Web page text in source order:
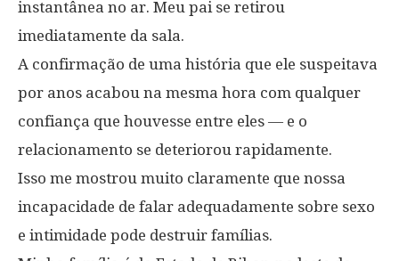
instantânea no ar. Meu pai se retirou
imediatamente da sala.
A confirmação de uma história que ele suspeitava
por anos acabou na mesma hora com qualquer
confiança que houvesse entre eles — e o
relacionamento se deteriorou rapidamente.
Isso me mostrou muito claramente que nossa
incapacidade de falar adequadamente sobre sexo
e intimidade pode destruir famílias.